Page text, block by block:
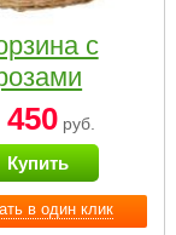
в один клик
с
450руб.
Купить